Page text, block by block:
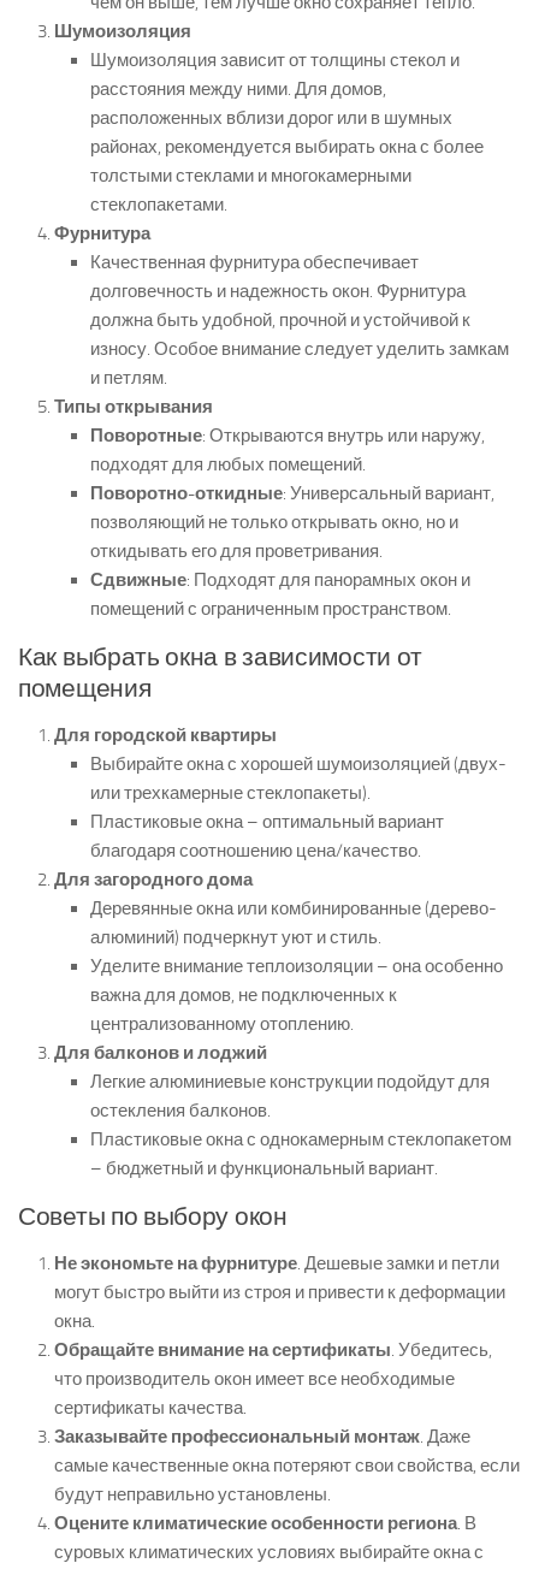
Шумоизоляция
Шумоизоляция зависит от толщины стекол и
расстояния между ними. Для домов,
расположенных вблизи дорог или в шумных
районах, рекомендуется выбирать окна с более
толстыми стеклами и многокамерными
стеклопакетами.
Фурнитура
Качественная фурнитура обеспечивает
долговечность и надежность окон. Фурнитура
должна быть удобной, прочной и устойчивой к
износу. Особое внимание следует уделить замкам
и петлям.
Типы открывания
Поворотные: Открываются внутрь или наружу,
подходят для любых помещений.
Поворотно-откидные: Универсальный вариант,
позволяющий не только открывать окно, но и
откидывать его для проветривания.
Сдвижные: Подходят для панорамных окон и
помещений с ограниченным пространством.
Как выбрать окна в зависимости от
помещения
Для городской квартиры
Выбирайте окна с хорошей шумоизоляцией (двух-
или трехкамерные стеклопакеты).
Пластиковые окна – оптимальный вариант
благодаря соотношению цена/качество.
Для загородного дома
Деревянные окна или комбинированные (дерево-
алюминий) подчеркнут уют и стиль.
Уделите внимание теплоизоляции – она особенно
важна для домов, не подключенных к
централизованному отоплению.
Для балконов и лоджий
Легкие алюминиевые конструкции подойдут для
остекления балконов.
Пластиковые окна с однокамерным стеклопакетом
– бюджетный и функциональный вариант.
Советы по выбору окон
Не экономьте на фурнитуре. Дешевые замки и петли
могут быстро выйти из строя и привести к деформации
окна.
Обращайте внимание на сертификаты. Убедитесь,
что производитель окон имеет все необходимые
сертификаты качества.
Заказывайте профессиональный монтаж. Даже
самые качественные окна потеряют свои свойства, если
будут неправильно установлены.
Оцените климатические особенности региона. В
суровых климатических условиях выбирайте окна с